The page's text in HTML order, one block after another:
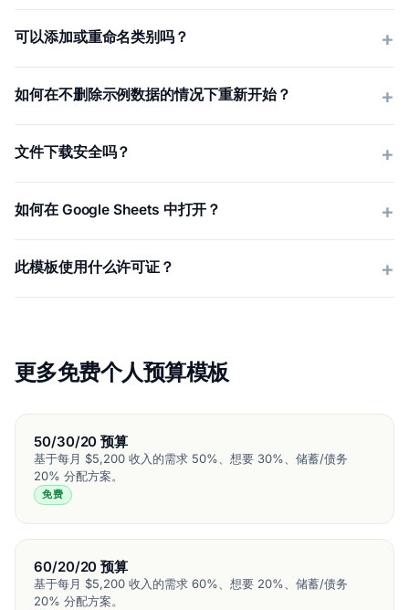
可以添加或重命名类别吗？
如何在不删除示例数据的情况下重新开始？
文件下载安全吗？
如何在 Google Sheets 中打开？
此模板使用什么许可证？
更多免费个人预算模板
50/30/20 预算
基于每月 $5,200 收入的需求 50%、想要 30%、储蓄/债务
20% 分配方案。
免费
60/20/20 预算
基于每月 $5,200 收入的需求 60%、想要 20%、储蓄/债务
20% 分配方案。